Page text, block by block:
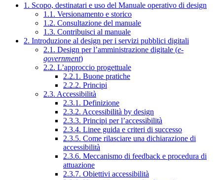
1. Scopo, destinatari e uso del Manuale operativo di design
1.1. Versionamento e storico
1.2. Consultazione del manuale
1.3. Contribuisci al manuale
2. Introduzione al design per i servizi pubblici digitali
2.1. Design per l’amministrazione digitale (e-
government)
2.2. L’approccio progettuale
2.2.1. Buone pratiche
2.2.2. Principi
2.3. Accessibilità
2.3.1. Definizione
2.3.2. Accessibilità by design
2.3.3. Principi per l’accessibilità
2.3.4. Linee guida e criteri di successo
2.3.5. Come rilasciare una dichiarazione di
accessibilità
2.3.6. Meccanismo di feedback e procedura di
attuazione
2.3.7. Obiettivi accessibilità